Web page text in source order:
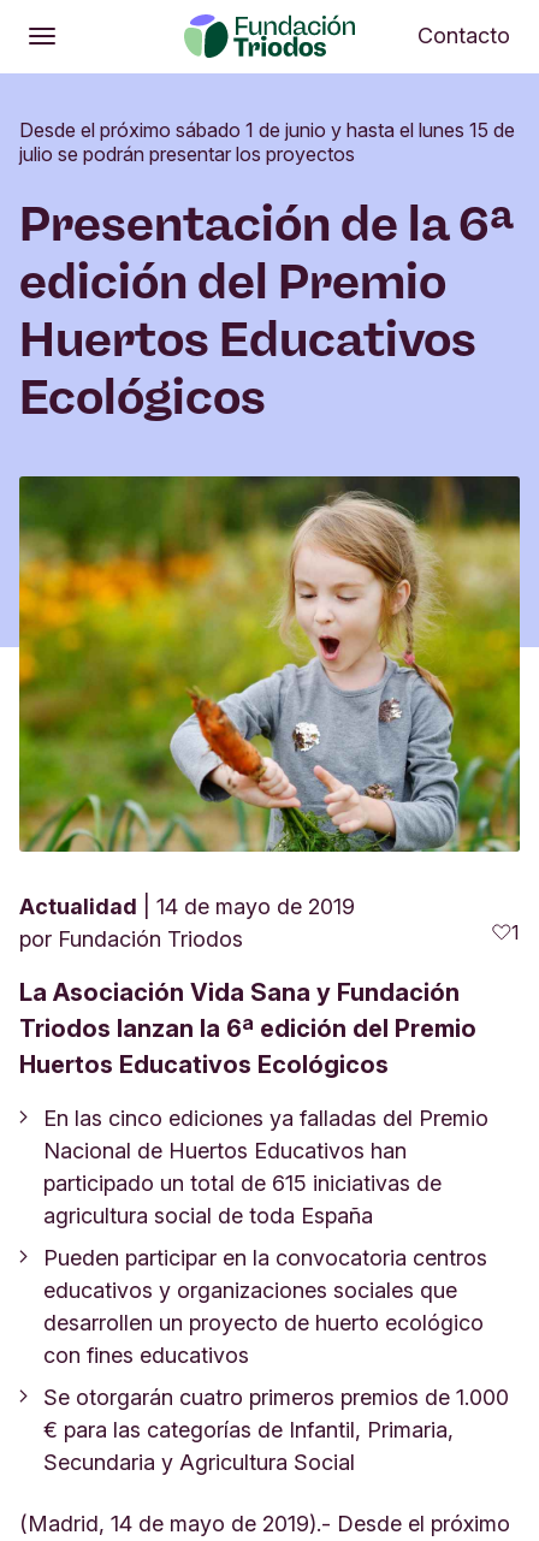
Abrir
Menú principal
Abrir
Contacto
Desde el próximo sábado 1 de junio y hasta el lunes 15 de
julio se podrán presentar los proyectos
Presentación de la 6ª
edición del Premio
Huertos Educativos
Ecológicos
Actualidad
14 de mayo de 2019
por Fundación Triodos 1
La Asociación Vida Sana y Fundación
Triodos lanzan la 6ª edición del Premio
Huertos Educativos Ecológicos
En las cinco ediciones ya falladas del Premio
Nacional de Huertos Educativos han
participado un total de 615 iniciativas de
agricultura social de toda España
Pueden participar en la convocatoria centros
educativos y organizaciones sociales que
desarrollen un proyecto de huerto ecológico
con fines educativos
Se otorgarán cuatro primeros premios de 1.000
€ para las categorías de Infantil, Primaria,
Secundaria y Agricultura Social
(Madrid, 14 de mayo de 2019).- Desde el próximo